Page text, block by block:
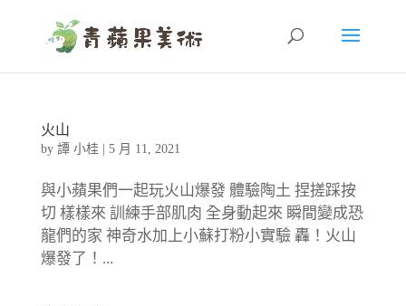
火山
by 譚 小桂| 5 月 11, 2021
與小蘋果們一起玩火山爆發 體驗陶土 捏搓踩按
切 樣樣來 訓練手部肌肉 全身動起來 瞬間變成恐
龍們的家 神奇水加上小蘇打粉小實驗 轟！火山
爆發了！...